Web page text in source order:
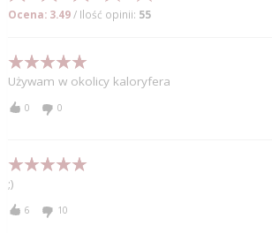
Ocena: 3.49/ Ilość opinii: 55
Używam w okolicy kaloryfera
0 0
;)
6 10